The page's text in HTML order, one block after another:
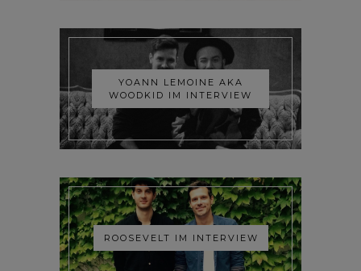
YOANN LEMOINE AKA
WOODKID IM INTERVIEW
ROOSEVELT IM INTERVIEW